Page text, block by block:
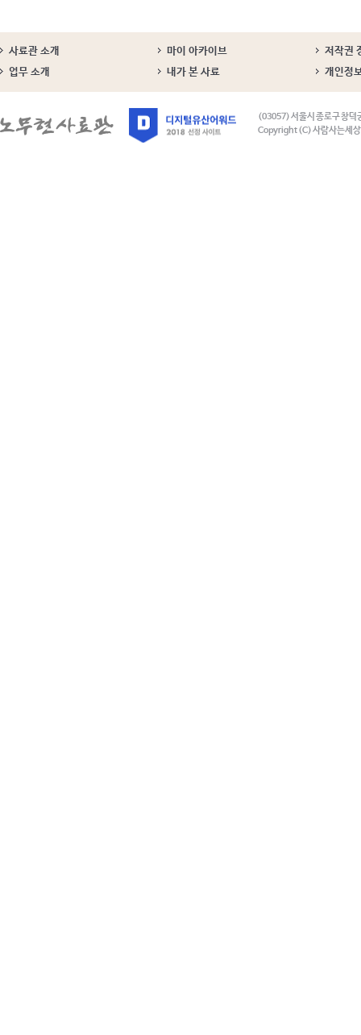
사료관 소개 마이 아카이브
저작권
업무 소개
내가 본 사료 개인정
(03057) 서울시 종로구 창덕
Copyright (C) 사람사는세